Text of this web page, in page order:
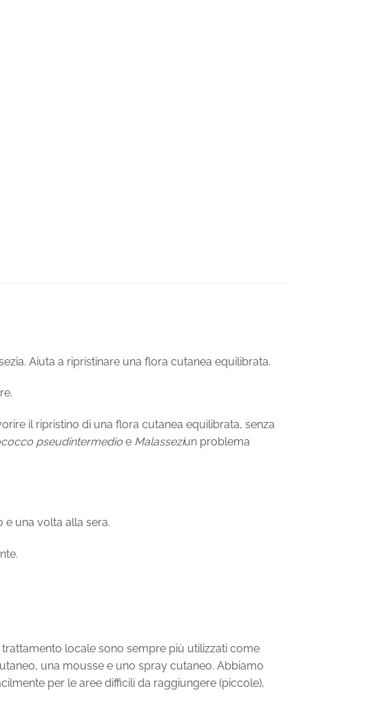
Aiuta a ripristinare una flora cutanea equilibrata.
il ripristino di una flora cutanea equilibrata, senza
pseudintermedio e Malasseziun problema
e una volta alla sera.
locale sono sempre più utilizzati come
una mousse e uno spray cutaneo. Abbiamo
per le aree difficili da raggiungere (piccole),